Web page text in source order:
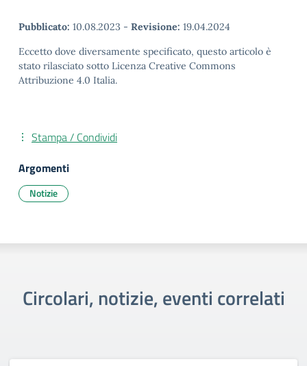
Pubblicato: 10.08.2023 - Revisione: 19.04.2024
Eccetto dove diversamente specificato, questo articolo è
stato rilasciato sotto Licenza Creative Commons
Attribuzione 4.0 Italia.
Stampa / Condividi
Argomenti
Notizie
Circolari, notizie, eventi correlati